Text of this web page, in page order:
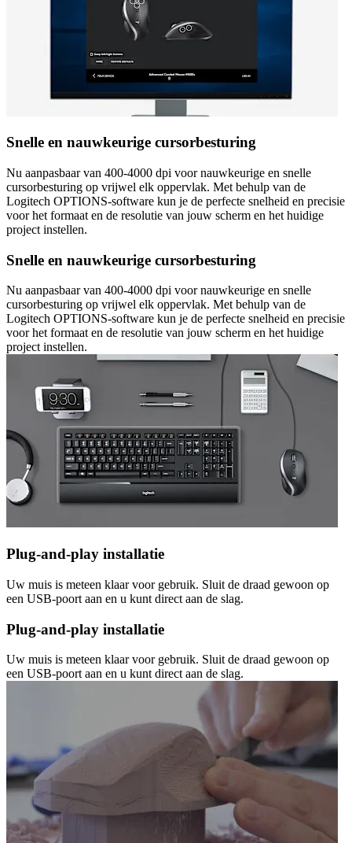
Snelle en nauwkeurige cursorbesturing
Nu aanpasbaar van 400-4000 dpi voor nauwkeurige en snelle
cursorbesturing op vrijwel elk oppervlak. Met behulp van de
Logitech OPTIONS-software kun je de perfecte snelheid en precisie
voor het formaat en de resolutie van jouw scherm en het huidige
project instellen.
Snelle en nauwkeurige cursorbesturing
Nu aanpasbaar van 400-4000 dpi voor nauwkeurige en snelle
cursorbesturing op vrijwel elk oppervlak. Met behulp van de
Logitech OPTIONS-software kun je de perfecte snelheid en precisie
voor het formaat en de resolutie van jouw scherm en het huidige
project instellen.
Plug-and-play installatie
Uw muis is meteen klaar voor gebruik. Sluit de draad gewoon op
een USB-poort aan en u kunt direct aan de slag.
Plug-and-play installatie
Uw muis is meteen klaar voor gebruik. Sluit de draad gewoon op
een USB-poort aan en u kunt direct aan de slag.